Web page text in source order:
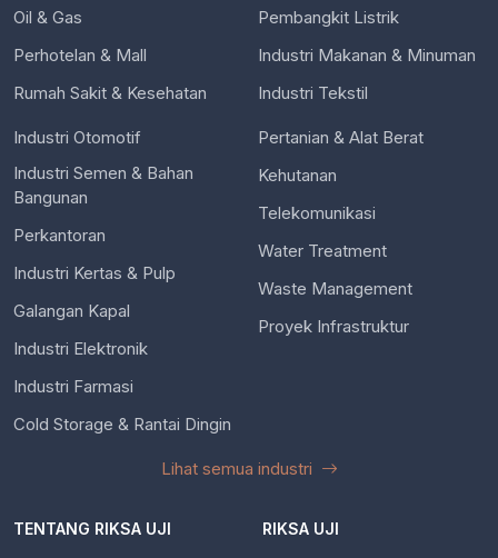
Oil & Gas
Perhotelan & Mall
Rumah Sakit & Kesehatan
Pembangkit Listrik
Industri Makanan & Minuman
Industri Tekstil
Industri Otomotif
Industri Semen & Bahan
Bangunan
Perkantoran
Industri Kertas & Pulp
Galangan Kapal
Industri Elektronik
Industri Farmasi
Cold Storage & Rantai Dingin
Pertanian & Alat Berat
Kehutanan
Telekomunikasi
Water Treatment
Waste Management
Proyek Infrastruktur
Lihat semua industri
TENTANG RIKSA UJI RIKSA UJI